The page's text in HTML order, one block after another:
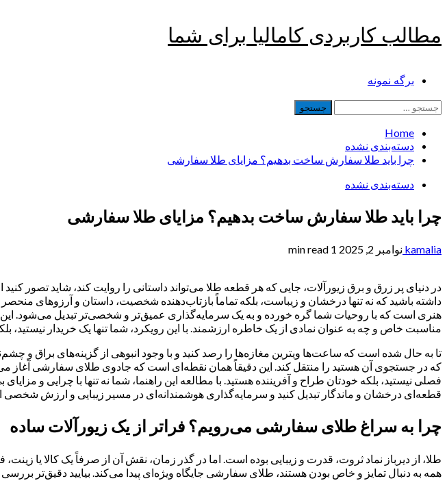
to
مطالب کاربردی کامالیا برای شما
Primaryبرگه نمونه
جستجو
برای:
Home
دسته‌بندی نشده
چرا باید طلا سفارش ساخت بدهیم؟ مزایای طلا سفارشی
دسته‌بندی نشده
چرا باید طلا سفارش ساخت بدهیم؟ مزایای طلا سفارشی
kamalia نوامبر 2, 2025 1 min read
در دنیای پر زرق و برق زیورآلات، جایی که هر قطعه طلا می‌تواند داستانی را روایت کند، شاید تصور
داشته باشید که نه تنها درخشان و زیباست، بلکه تماماً بازتاب‌دهنده شخصیت، داستان و آرزوهای
هنری است که با روحیات شما گره خورده و به یک سرمایه‌گذاری عمیق‌تر و شخصی‌تر تبدیل می‌شود. این
مناسبت خاص و چه به عنوان نمادی از یک خاطره ارزشمند. با این رویکرد، شما تنها یک خریدار نیستید،
تا به حال شده است که ساعت‌ها ویترین مغازه‌ها را رصد کنید و با وجود انبوهی از گزینه‌های براق و
که در جستجوی آن هستید را منتقل کند. این دقیقاً همان نقطه‌ای است که جادوی طلای سفارشی آغاز
فصلی نیستید، بلکه خودتان طراح و آفریننده هستید. با مطالعه این راهنما، شما نه تنها با چرایی و
قطعه‌ای درخشان و ماندگار تبدیل کنید و سرمایه‌گذاری هوشمندانه‌ای در مسیر زیبایی و ارزش شخصی
چرا به سراغ طلای سفارشی می‌رویم؟ فراتر از یک زیورآلات ساده
طلا، از دیرباز نماد ثروت، قدرت و زیبایی بوده است. اما در گذر زمان، نقش آن از صرفاً یک کالا
همه به دنبال تمایز و خاص بودن هستند، طلای سفارشی جایگاه ویژه‌ای پیدا می‌کند. بیایید دقیق‌تر بررسی